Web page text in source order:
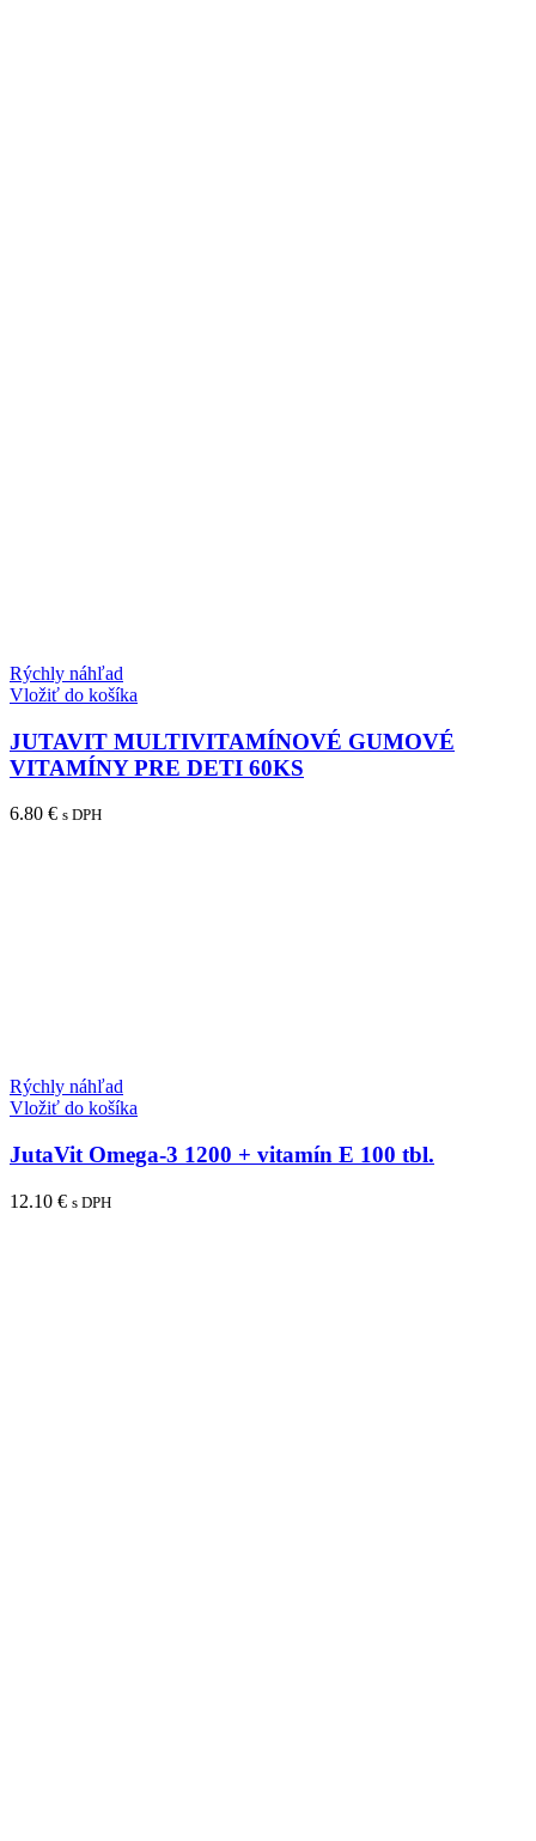
Rýchly náhľad
Vložiť do košíka
JUTAVIT MULTIVITAMÍNOVÉ GUMOVÉ
VITAMÍNY PRE DETI 60KS
6.80 € s DPH
Rýchly náhľad
Vložiť do košíka
JutaVit Omega-3 1200 + vitamín E 100 tbl.
12.10 € s DPH